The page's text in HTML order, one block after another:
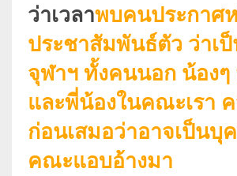
ว่าเวลาพบคนประกาศ
ประชาสัมพันธ์ตัว ว่าเ
จุฬาฯ ทั้งคนนอก น้องๆ
และพี่น้องในคณะเรา
ก่อนเสมอว่าอาจเป็นบุ
คณะแอบอ้างมา